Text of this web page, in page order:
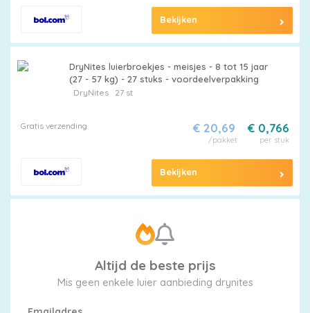
Bekijken
DryNites luierbroekjes - meisjes - 8 tot 15 jaar
(27 - 57 kg) - 27 stuks - voordeelverpakking
DryNites27 st
Gratis verzending € 0,766
per stuk
€ 20,69
/pakket
Bekijken
Altijd de beste prijs
Mis geen enkele luier aanbieding drynites